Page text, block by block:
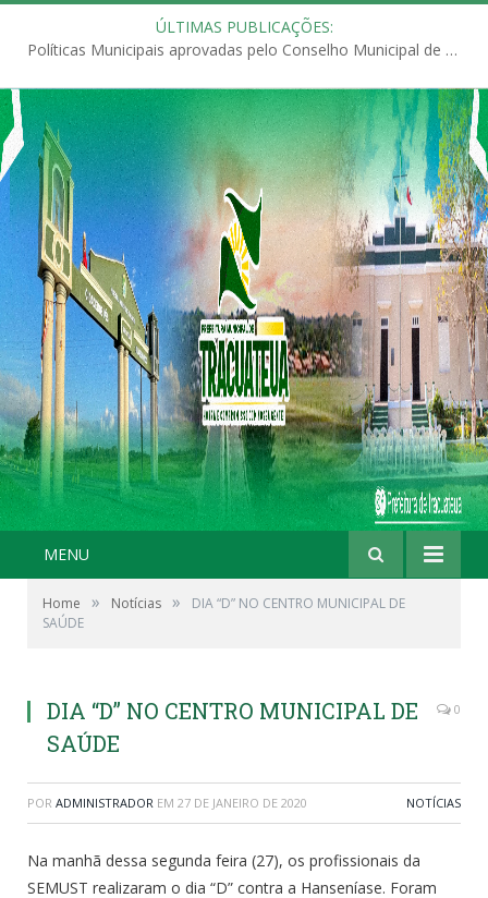
ÚLTIMAS PUBLICAÇÕES:
Políticas Municipais aprovadas pelo Conselho Municipal de Educação (CME)
MENU
Home » Notícias »
DIA “D” NO CENTRO MUNICIPAL DE
SAÚDE
DIA “D” NO CENTRO MUNICIPAL DE
SAÚDE
0
POR ADMINISTRADOR EM 27 DE JANEIRO DE 2020 NOTÍCIAS
Na manhã dessa segunda feira (27), os profissionais da
SEMUST realizaram o dia “D” contra a Hanseníase. Foram